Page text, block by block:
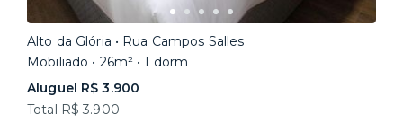
Alto da Glória • Rua Campos Salles
Mobiliado • 26m² • 1 dorm
Aluguel R$ 3.900
Total R$ 3.900